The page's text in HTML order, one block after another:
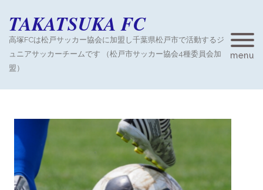
TAKATSUKA FC
高塚FCは松戸サッカー協会に加盟し千葉県松戸市で活動するジ
ュニアサッカーチームです （松戸市サッカー協会4種委員会加
盟）
menu